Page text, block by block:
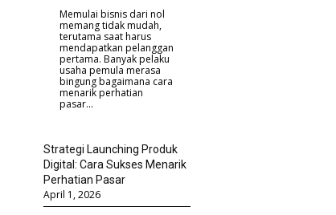
Memulai bisnis dari nol
memang tidak mudah,
terutama saat harus
mendapatkan pelanggan
pertama. Banyak pelaku
usaha pemula merasa
bingung bagaimana cara
menarik perhatian
pasar...
Strategi Launching Produk
Digital: Cara Sukses Menarik
Perhatian Pasar
April 1, 2026